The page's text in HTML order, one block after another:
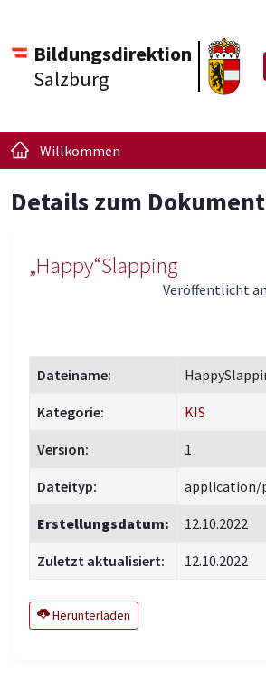
Bildungsdirektion
Salzburg
Willkommen
Details zum Dokument
„Happy“Slapping
Veröffentlicht
Dateiname:
Kategorie: KIS
Version: 1
Dateityp: application/
Erstellungsdatum: 12.10.2022
Zuletzt aktualisiert: 12.10.2022
Herunterladen